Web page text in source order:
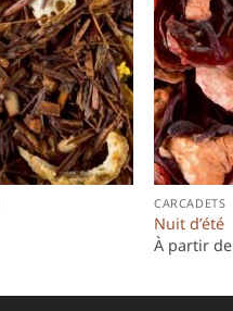
CARCADETS
Nuit d’été
À partir de